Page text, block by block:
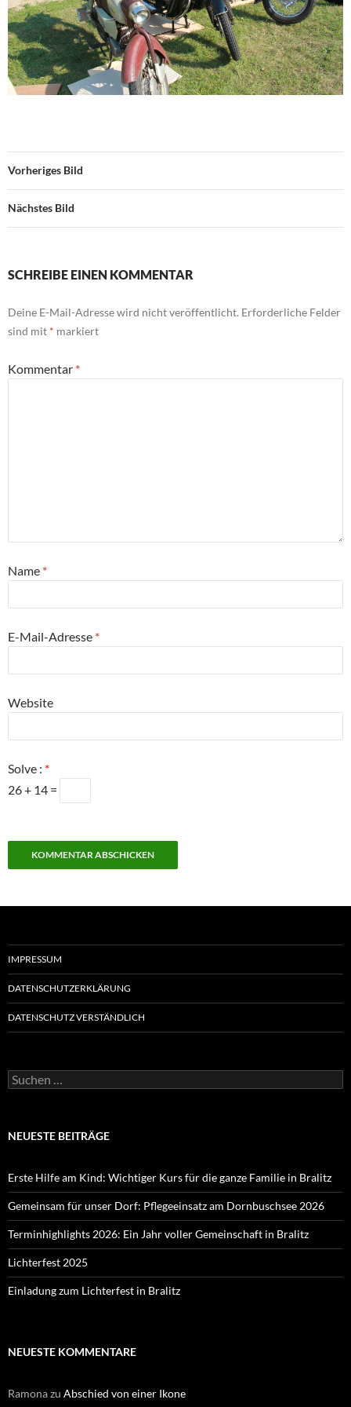
Vorheriges Bild
Nächstes Bild
SCHREIBE EINEN KOMMENTAR
Deine E-Mail-Adresse wird nicht veröffentlicht. Erforderliche Felder
sind mit * markiert
Kommentar *
Name *
E-Mail-Adresse *
Website
Solve : *
26 + 14 =
IMPRESSUM
DATENSCHUTZERKLÄRUNG
DATENSCHUTZ VERSTÄNDLICH
Suchen
nach:
NEUESTE BEITRÄGE
Erste Hilfe am Kind: Wichtiger Kurs für die ganze Familie in Bralitz
Gemeinsam für unser Dorf: Pflegeeinsatz am Dornbuschsee 2026
Terminhighlights 2026: Ein Jahr voller Gemeinschaft in Bralitz
Lichterfest 2025
Einladung zum Lichterfest in Bralitz
NEUESTE KOMMENTARE
Ramonazu Abschied von einer Ikone